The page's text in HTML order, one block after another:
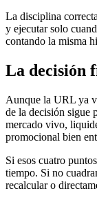
La disciplina
y ejecutar solo
contando la misma
La decisión
Aunque la URL ya
de la decisión sigue
mercado vivo,
promocional bien
Si esos cuatro
tiempo. Si no
recalcular o